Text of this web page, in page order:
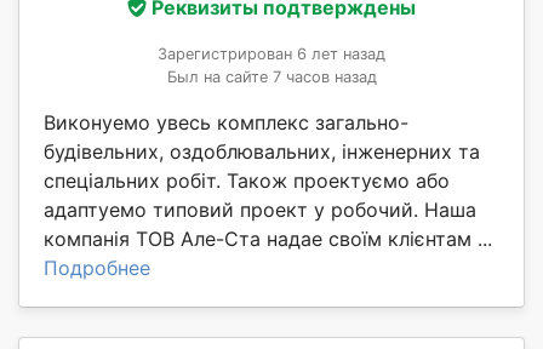
Реквизиты подтверждены
Зарегистрирован 6 лет назад
Был на сайте 7 часов назад
Виконуемо увесь комплекс загально-
будівельних, оздоблювальних, інженерних та
спеціальних робіт. Також проектуємо або
адаптуемо типовий проект у робочий. Наша
компанія ТОВ Але-Ста надае своїм клієнтам ...
Подробнее